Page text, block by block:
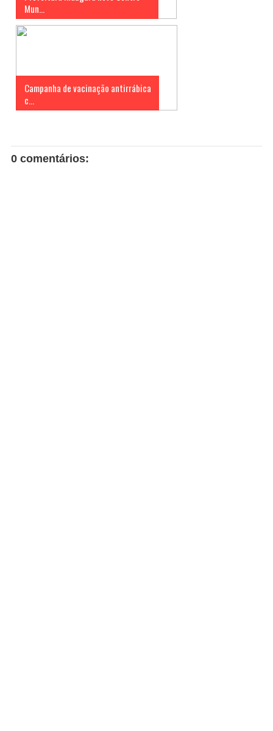
Mun...
Campanha de vacinação antirrábica
c...
0 comentários: